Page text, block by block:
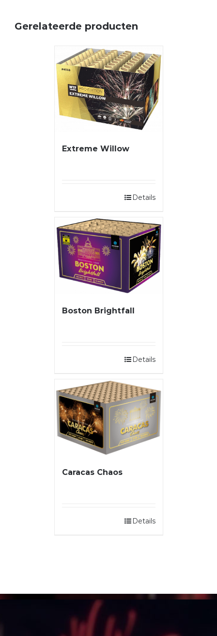
Gerelateerde producten
Extreme Willow
Details
Boston Brightfall
Details
Caracas Chaos
Details